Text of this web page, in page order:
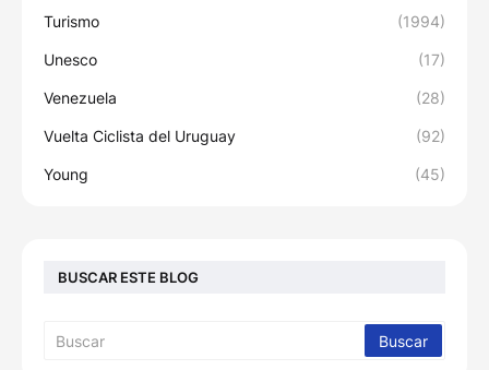
Turismo (1994)
Unesco (17)
Venezuela (28)
Vuelta Ciclista del Uruguay (92)
Young (45)
BUSCAR ESTE BLOG